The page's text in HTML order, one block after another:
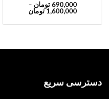
690,000 تومان –
1,600,000تومان
دسترسی سریع